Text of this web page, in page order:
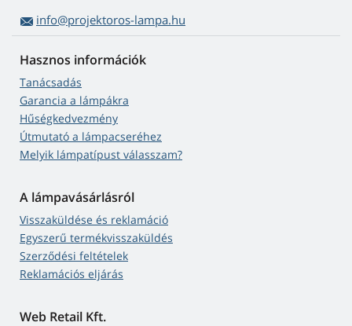
info@projektoros-lampa.hu
Hasznos információk
Tanácsadás
Garancia a lámpákra
Hűségkedvezmény
Útmutató a lámpacseréhez
Melyik lámpatípust válasszam?
A lámpavásárlásról
Visszaküldése és reklamáció
Egyszerű termékvisszaküldés
Szerződési feltételek
Reklamációs eljárás
Web Retail Kft.